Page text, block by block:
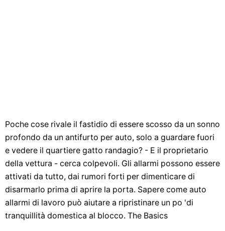
Poche cose rivale il fastidio di essere scosso da un sonno
profondo da un antifurto per auto, solo a guardare fuori
e vedere il quartiere gatto randagio? - E il proprietario
della vettura - cerca colpevoli. Gli allarmi possono essere
attivati ​​da tutto, dai rumori forti per dimenticare di
disarmarlo prima di aprire la porta. Sapere come auto
allarmi di lavoro può aiutare a ripristinare un po 'di
tranquillità domestica al blocco. The Basics